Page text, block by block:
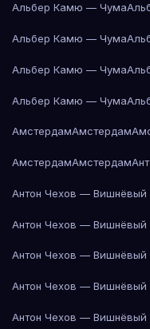
Альбер Камю — Чума
Альбер Камю — Чума
Альбер Камю — Чума
Альбер Камю — Чума
АмстердамАмстердам
АмстердамАмстердам
Антон Чехов — Вишнёвый
Антон Чехов — Вишнёвый
Антон Чехов — Вишнёвый
Антон Чехов — Вишнёвый
Антон Чехов — Вишнёвый